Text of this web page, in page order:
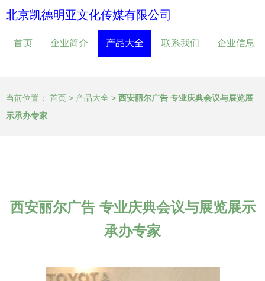
北京凯德明亚文化传媒有限公司
首页 企业简介 产品大全 联系我们 企业信息
当前位置： 首页 > 产品大全 > 西安丽尔广告 专业庆典会议与展览展
示承办专家
西安丽尔广告 专业庆典会议与展览展示
承办专家